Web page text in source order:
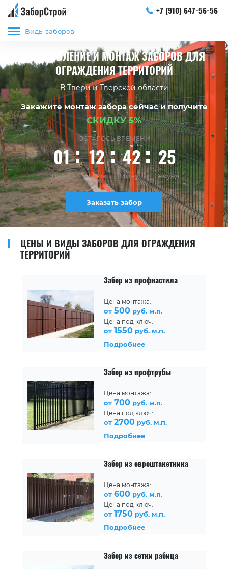
+7 (910) 647-56-56
Виды заборов
ИЗГОТОВЛЕНИЕ И МОНТАЖ ЗАБОРОВ ДЛЯ
ОГРАЖДЕНИЯ ТЕРРИТОРИЙ
В Твери и Тверской области
Закажите монтаж забора сейчас и получите
СКИДКУ 5%
ОСТАЛОСЬ ВРЕМЕНИ
01 12 42 24
Дней Часов Минут Секунд
Заказать забор
ЦЕНЫ И ВИДЫ ЗАБОРОВ ДЛЯ ОГРАЖДЕНИЯ
ТЕРРИТОРИЙ
Забор из профнастила
Цена монтажа:
от 500 руб. м.п.
Цена под ключ:
от 1550 руб. м.п.
Подробнее
Забор из профтрубы
Цена монтажа:
от 700 руб. м.п.
Цена под ключ:
от 2700 руб. м.п.
Подробнее
Забор из евроштакетника
Цена монтажа:
от 600 руб. м.п.
Цена под ключ:
от 1750 руб. м.п.
Подробнее
Забор из сетки рабица